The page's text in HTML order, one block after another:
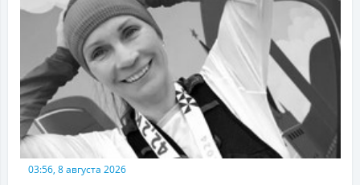
03:56, 8 августа 2026